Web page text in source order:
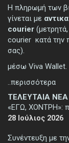
ΤΕΛΕΥΤΑΙΑ ΝΕΑ
«ΕΓΩ, ΧΟΝΤΡΗ»:
28 Ιούλιος 2026
Συνέντευξη με
Η πληρωμή των
γίνεται με
courier
courier κατά την
σας).
μέσω Viva Wallet.
..περισσότερα